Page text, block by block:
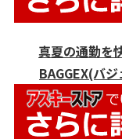
真夏の通勤を
BAGGEX(バ